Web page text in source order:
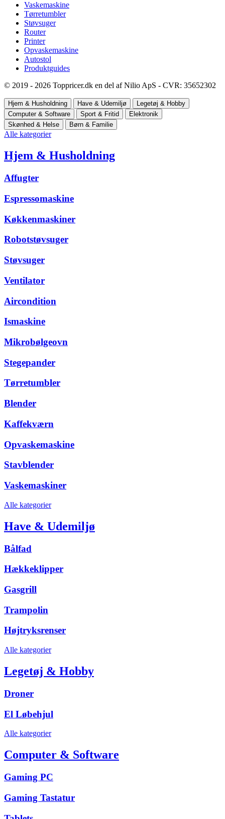
Vaskemaskine
Tørretumbler
Støvsuger
Router
Printer
Opvaskemaskine
Autostol
Produktguides
© 2019 - 2026 Toppricer.dk en del af Nilio ApS - CVR: 35652302
Hjem & Husholdning Have & Udemiljø
Legetøj & Hobby
Computer & Software
Sport & Fritid
Elektronik
Skønhed & Helse
Børn & Familie
Alle kategorier
Hjem & Husholdning
Affugter
Espressomaskine
Køkkenmaskiner
Robotstøvsuger
Støvsuger
Ventilator
Aircondition
Ismaskine
Mikrobølgeovn
Stegepander
Tørretumbler
Blender
Kaffekværn
Opvaskemaskine
Stavblender
Vaskemaskiner
Alle kategorier
Have & Udemiljø
Bålfad
Hækkeklipper
Gasgrill
Trampolin
Højtryksrenser
Alle kategorier
Legetøj & Hobby
Droner
El Løbehjul
Alle kategorier
Computer & Software
Gaming PC
Gaming Tastatur